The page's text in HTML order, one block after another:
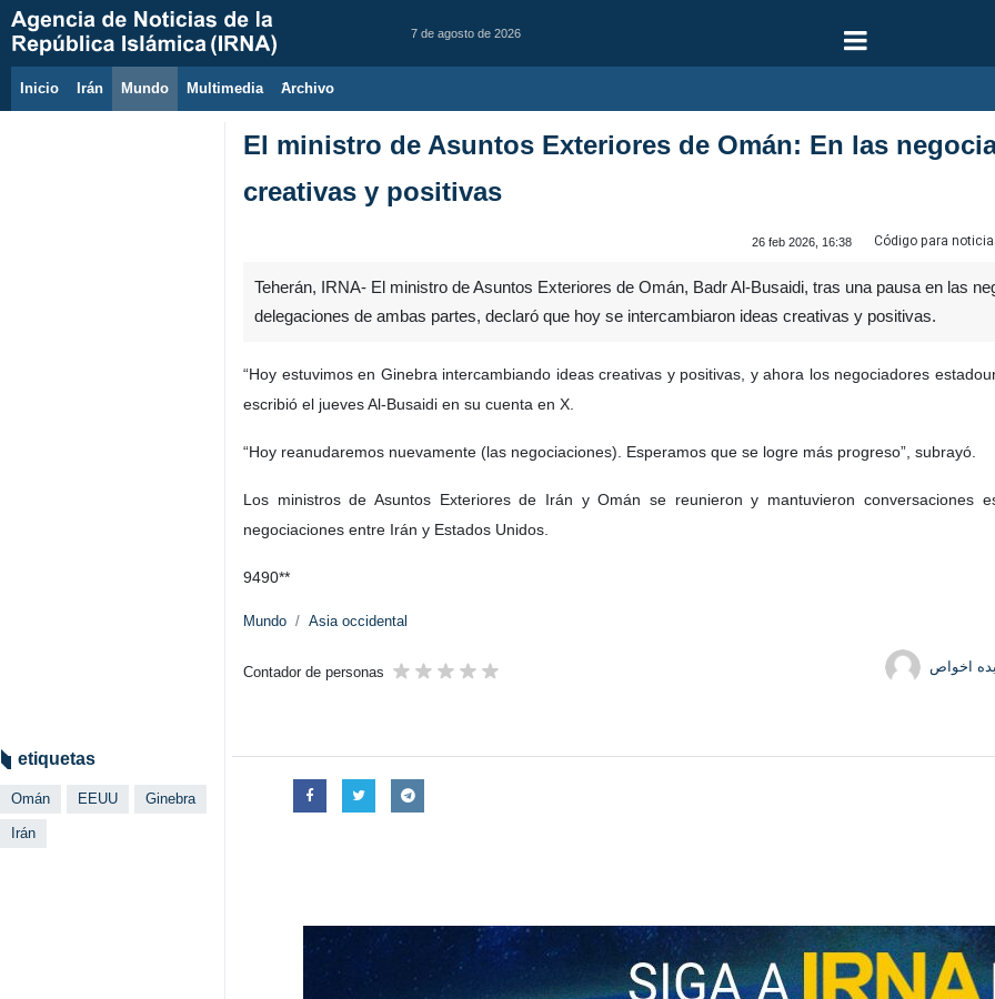
7 de agosto de 2026
Inicio Irán Mundo Multimedia َArchivo
El ministro de Asuntos Exteriores de Omán: En las
creativas y positivas
26 feb 2026, 16:38 Código para
Teherán, IRNA- El ministro de Asuntos Exteriores de Omán, Badr Al-Busaidi, tras una pausa en las
delegaciones de ambas partes, declaró que hoy se intercambiaron ideas creativas y positivas.
“Hoy estuvimos en Ginebra intercambiando ideas creativas y positivas, y ahora los negociadores
escribió el jueves Al-Busaidi en su cuenta en X.
“Hoy reanudaremos nuevamente (las negociaciones). Esperamos que se logre más progreso”, subrayó.
Los ministros de Asuntos Exteriores de Irán y Omán se reunieron y mantuvieron
negociaciones entre Irán y Estados Unidos.
9490**
Mundo Asia occidental
Contador de personas اخواص
etiquetas
Omán EEUU Ginebra
Irán